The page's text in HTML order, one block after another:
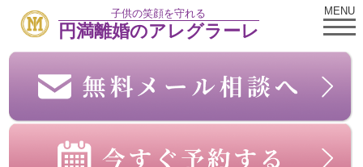
子供の笑顔を守れる
円満離婚のアレグラーレ
MENU